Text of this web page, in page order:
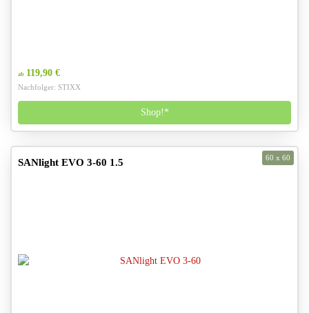
ab 119,90 €
Nachfolger: STIXX
Shop!*
60 x 60
SANlight EVO 3-60 1.5